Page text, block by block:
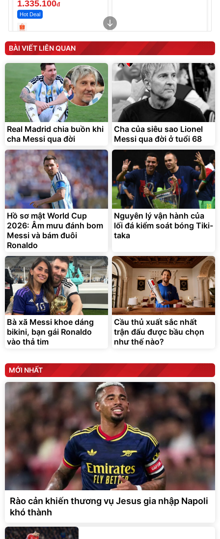
1.335.100đ
Hot Deal
Máy ép chậm trái cây
Elmich JEE 1855OL
3.000.000đ
2.143.650đ
Flash Sale
Máy rửa xe cầm tay xịt rửa
cao áp có tạo bọt tuyết
399.000đ
Đã bán nhiều
Bạt phủ xe ô tô cao cấp,
tráng nhôm 03 lớp
392.000đ
325.000đ
Đã bán nhiều
Xe đạp điện trợ lực G-
Force C14 gấp gọn bỏ cốp
tiện lợi
9.900.000 đ
7.092.000 đ
Đang xem nhiều
BÀI VIẾT LIÊN QUAN
Real Madrid chia buồn khi
cha Messi qua đời
Cha của siêu sao Lionel
Messi qua đời ở tuổi 68
Hồ sơ mật World Cup
2026: Âm mưu đánh bom
Messi và bám đuôi
Ronaldo
Nguyên lý vận hành của
lối đá kiểm soát bóng Tiki-
taka
Bà xã Messi khoe dáng
bikini, bạn gái Ronaldo
vào thả tim
Cầu thủ xuất sắc nhất
trận đấu được bầu chọn
như thế nào?
MỚI NHẤT
Rào cản khiến thương vụ Jesus gia nhập Napoli
khó thành